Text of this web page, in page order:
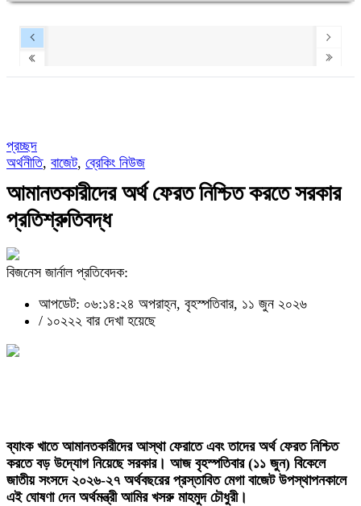
প্রচ্ছদ
অর্থনীতি, বাজেট, ব্রেকিং নিউজ
আমানতকারীদের অর্থ ফেরত নিশ্চিত করতে সরকার
প্রতিশ্রুতিবদ্ধ
বিজনেস জার্নাল প্রতিবেদক:
আপডেট: ০৬:১৪:২৪ অপরাহ্ন, বৃহস্পতিবার, ১১ জুন ২০২৬
/ ১০২২২ বার দেখা হয়েছে
ব্যাংক খাতে আমানতকারীদের আস্থা ফেরাতে এবং তাদের অর্থ ফেরত নিশ্চিত
করতে বড় উদ্যোগ নিয়েছে সরকার। আজ বৃহস্পতিবার (১১ জুন) বিকেলে
জাতীয় সংসদে ২০২৬-২৭ অর্থবছরের প্রস্তাবিত মেগা বাজেট উপস্থাপনকালে
এই ঘোষণা দেন অর্থমন্ত্রী আমির খসরু মাহমুদ চৌধুরী।